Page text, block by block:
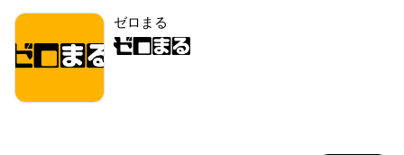
ゼロまる